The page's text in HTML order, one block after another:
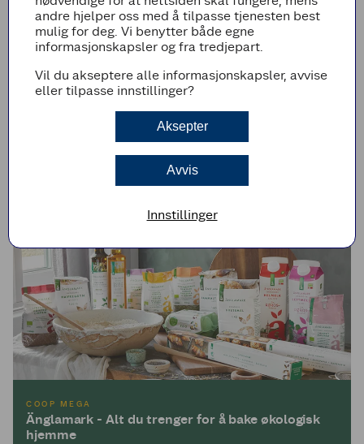
og hell i deigen i. La heve i cirka 15 minutter
mens du rører sammen ingrediensene til
oljen.
dannes små groper. Fordel oljeblandingen
over focacciaen og stikk oliven ned i gropene.
Stek brødet i ca 25 minutter midt i ovnen
eller til det er hevet, pent gyllent og
gjennomstekt. Avkjøl på rist.
COOP MEGA
Änglamark - Alt du trenger for å bake økologisk
hjemme
andre hjelper oss med å tilpasse tjenesten best
mulig for deg. Vi benytter både egne
informasjonskapsler og fra tredjepart.
Vil du akseptere alle informasjonskapsler, avvise
eller tilpasse innstillinger?
Aksepter
Avvis
Innstillinger